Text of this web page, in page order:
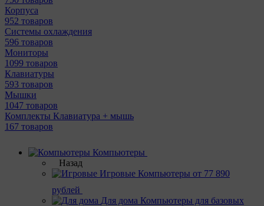
Корпуса
952 товаров
Системы охлаждения
596 товаров
Мониторы
1099 товаров
Клавиатуры
593 товаров
Мышки
1047 товаров
Комплекты Клавиатура + мышь
167 товаров
Компьютеры
Назад
Игровые Компьютеры от 77 890
рублей
Для дома Компьютеры для базовых